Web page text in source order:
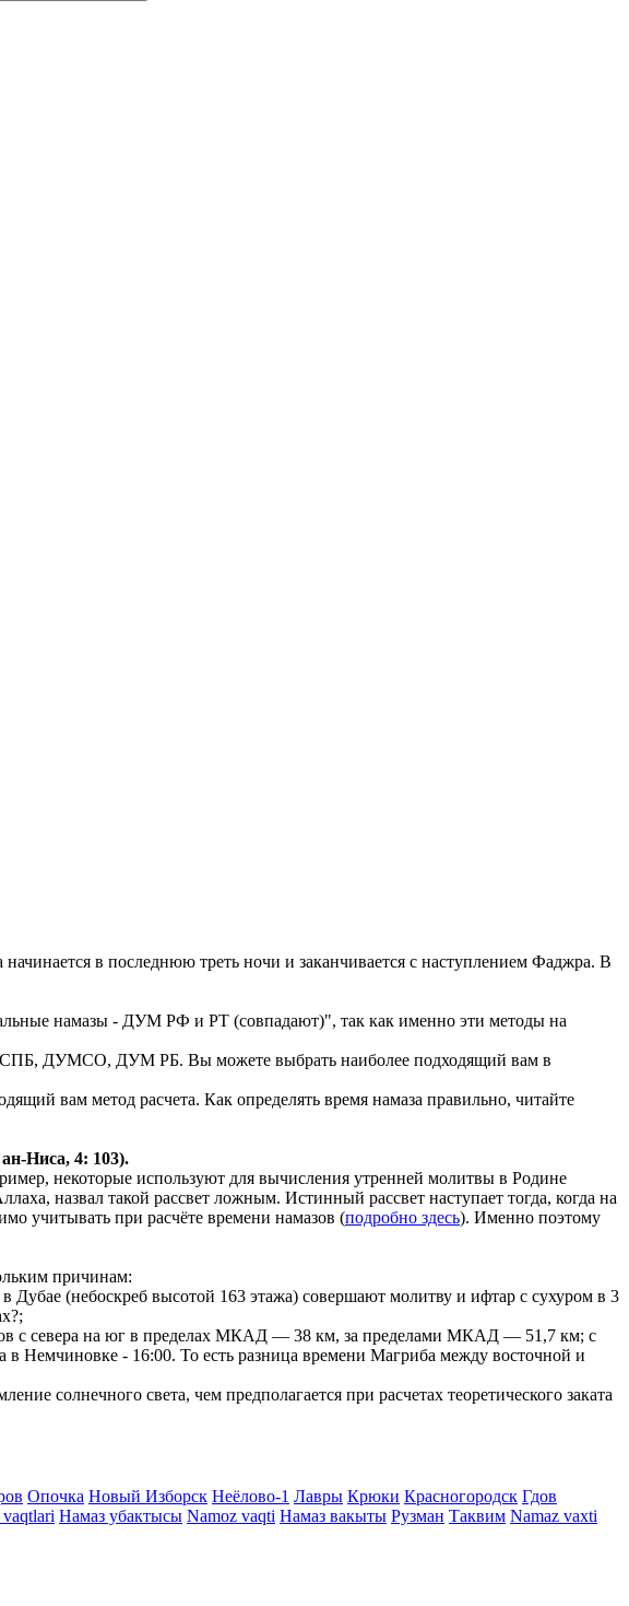
в последнюю треть ночи и заканчивается с наступлением Фаджра. В
намазы - ДУМ РФ и РТ (совпадают)", так как именно эти методы на
ДУМСО, ДУМ РБ. Вы можете выбрать наиболее подходящий вам в
вам метод расчета. Как определять время намаза правильно, читайте
Ниса, 4: 103).
некоторые используют для вычисления утренней молитвы в Родине
назвал такой рассвет ложным. Истинный рассвет наступает тогда, когда на
учитывать при расчёте времени намазов (подробно здесь). Именно поэтому
причинам:
(небоскреб высотой 163 этажа) совершают молитву и ифтар с сухуром в 3
с севера на юг в пределах МКАД — 38 км, за пределами МКАД — 51,7 км; с
в Немчиновке - 16:00. То есть разница времени Магриба между восточной и
солнечного света, чем предполагается при расчетах теоретического заката
Опочка Новый Изборск Неёлово-1 Лавры Крюки Красногородск Гдов
Намаз убактысы Namoz vaqti Намаз вакыты Рузман Таквим Namaz vaxti